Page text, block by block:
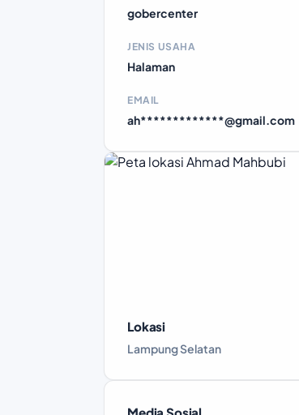
gobercenter
JENIS USAHA
Halaman
EMAIL
ah*************@gmail.com
Lokasi
Lampung Selatan